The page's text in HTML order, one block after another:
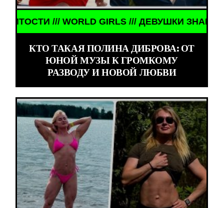
/// ДЕВУШКИ ЗНАМЕНИТОСТИ /// WORLD
КТО ТАКАЯ ПОЛИНА ДИБРОВА: ОТ
ЮНОЙ МУЗЫ К ГРОМКОМУ
РАЗВОДУ И НОВОЙ ЛЮБВИ